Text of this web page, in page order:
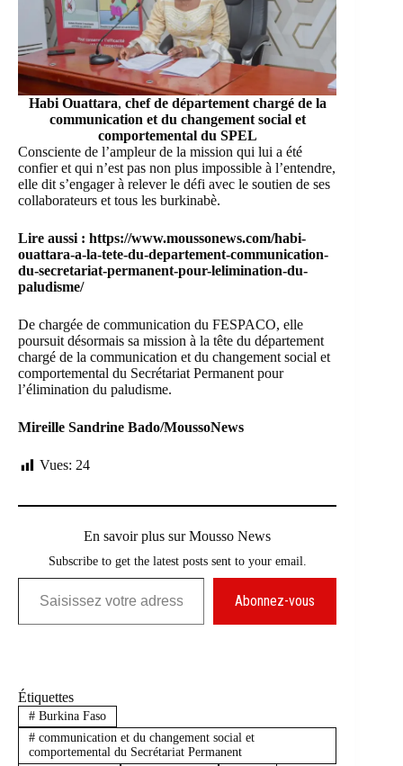
Habi Ouattara, chef de département chargé de la
communication et du changement social et
comportemental du SPEL
Consciente de l’ampleur de la mission qui lui a été
confier et qui n’est pas non plus impossible à l’entendre,
elle dit s’engager à relever le défi avec le soutien de ses
collaborateurs et tous les burkinabè.
Lire aussi : https://www.moussonews.com/habi-
ouattara-a-la-tete-du-departement-communication-
du-secretariat-permanent-pour-lelimination-du-
paludisme/
De chargée de communication du FESPACO, elle
poursuit désormais sa mission à la tête du département
chargé de la communication et du changement social et
comportemental du Secrétariat Permanent pour
l’élimination du paludisme.
Mireille Sandrine Bado/MoussoNews
Vues: 24
En savoir plus sur Mousso News
Subscribe to get the latest posts sent to your email.
Saisissez votre adresse e-mail…
Abonnez-vous
Étiquettes
#Burkina Faso
#communication et du changement social et
comportemental du Secrétariat Permanent